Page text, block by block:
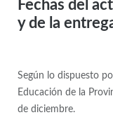
Fechas del
y de la
Según lo dispuesto
Educación de la
de diciembre.